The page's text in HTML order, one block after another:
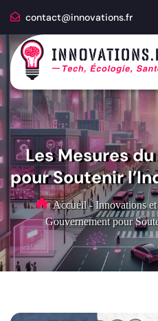
contact@innovations.fr
Les Mesures
pour Soutenir
Accueil - Innovations et
Gouvernement pour